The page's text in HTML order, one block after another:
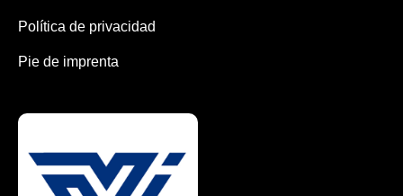
Política de privacidad
Pie de imprenta